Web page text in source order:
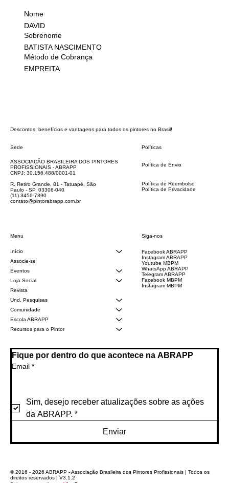
Nome
DAVID
Sobrenome
BATISTA NASCIMENTO
Método de Cobrança
EMPREITA
Descontos, benefícios e vantagens para todos os pintores no Brasil!
Sede
ASSOCIAÇÃO BRASILEIRA DOS PINTORES
PROFISSIONAIS - ABRAPP
CNPJ: 30.156.488/0001-01
R. Retiro Grande, 81 - Tatuapé, São
Paulo - SP, 03306-040
(11) 3456-7890
contato@pintorabrapp.com.br
Menu
Início
Associe-se
Eventos
Loja Social
Revista
Und. Pesquisas
Comunidade
Escola ABRAPP
Recursos para o Pintor
Políticas
Política de Envio
Política de Reembolso
Política de Privacidade
Siga-nos
Facebook ABRAPP
Instagram ABRAPP
Youtube MBPM
WhatsApp ABRAPP
Telegram ABRAPP
Facebook MBPM
Instagram MBPM
Fique por dentro do que acontece na ABRAPP
Email *
Sim, desejo receber atualizações sobre as ações
da ABRAPP. *
Enviar
© 2016 - 2026 ABRAPP - Associação Brasileira dos Pintores Profissionais | Todos os
direitos reservados | V3.1.2